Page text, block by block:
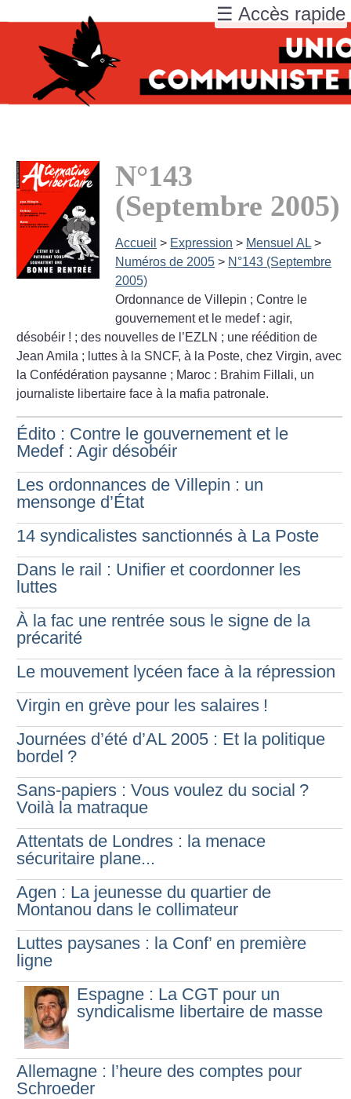
N°143
(Septembre 2005)
Accueil > Expression > Mensuel AL >
Numéros de 2005 > N°143 (Septembre
2005)
Ordonnance de Villepin ; Contre le
gouvernement et le medef : agir,
désobéir ! ; des nouvelles de l’EZLN ; une réédition de
Jean Amila ; luttes à la SNCF, à la Poste, chez Virgin, avec
la Confédération paysanne ; Maroc : Brahim Fillali, un
journaliste libertaire face à la mafia patronale.
Édito : Contre le gouvernement et le
Medef : Agir désobéir
Les ordonnances de Villepin : un
mensonge d’État
14 syndicalistes sanctionnés à La Poste
Dans le rail : Unifier et coordonner les
luttes
À la fac une rentrée sous le signe de la
précarité
Le mouvement lycéen face à la répression
Virgin en grève pour les salaires !
Journées d’été d’AL 2005 : Et la politique
bordel ?
Sans-papiers : Vous voulez du social ?
Voilà la matraque
Attentats de Londres : la menace
sécuritaire plane...
Agen : La jeunesse du quartier de
Montanou dans le collimateur
Luttes paysanes : la Conf’ en première
ligne
Espagne : La CGT pour un
syndicalisme libertaire de masse
Allemagne : l’heure des comptes pour
Schroeder
☰ Accès rapide